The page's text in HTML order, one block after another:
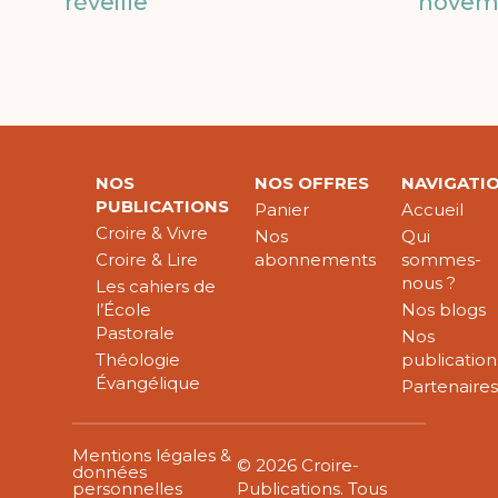
NOS
PUBLICATIONS
Croire & Vivre
Croire & Lire
Les cahiers de
l’École
Pastorale
Théologie
Évangélique
NOS OFFRES
Panier
Nos
abonnements
Accueil
Qui
sommes-
nous ?
Nos blogs
Nos
Partenaires
Mentions légales &
données
personnelles
© 2026 Croire-
Publications. Tous